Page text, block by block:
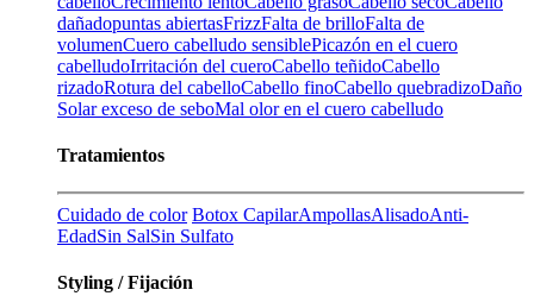
dañadopuntas abiertasFrizzFalta de brilloFalta de
volumenCuero cabelludo sensiblePicazón en el cuero
cabelludoIrritación del cueroCabello teñidoCabello
rizadoRotura del cabelloCabello finoCabello quebradizoDaño
Solarexceso de seboMal olor en el cuero cabelludo
Tratamientos
Cuidado de color Botox CapilarAmpollasAlisadoAnti-
EdadSin SalSin Sulfato
Styling / Fijación